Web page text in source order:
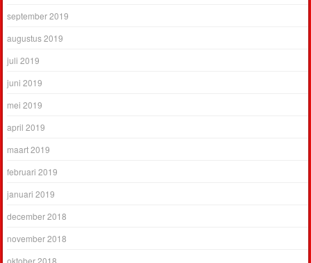
september 2019
augustus 2019
juli 2019
juni 2019
mei 2019
april 2019
maart 2019
februari 2019
januari 2019
december 2018
november 2018
oktober 2018